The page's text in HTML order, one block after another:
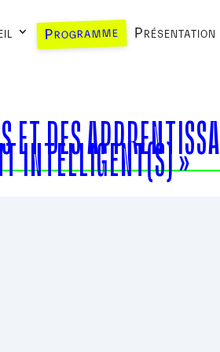
Programme Présentation
ET DES
INTELLIGENT(S) »